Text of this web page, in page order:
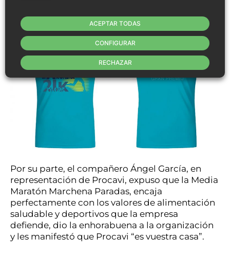
Por su parte, el compañero Ángel García, en
representación de Procavi, expuso que la Media
Maratón Marchena Paradas, encaja
perfectamente con los valores de alimentación
saludable y deportivos que la empresa
defiende, dio la enhorabuena a la organización
y les manifestó que Procavi “es vuestra casa”.
ACEPTAR TODAS
RECHAZAR
CONFIGURAR